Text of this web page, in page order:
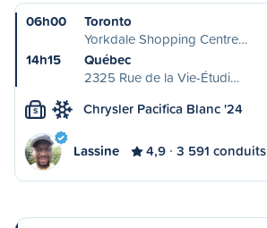
06h00
Toronto
Yorkdale Shopping Centre…
14h15
Québec
2325 Rue de la Vie-Étudi…
S Chrysler Pacifica Blanc '24
Lassine 4,9 3 591 conduits